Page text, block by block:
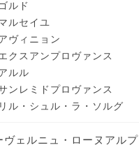
ルド
ルセイユ
ヴィニョン
クスアンプロヴァンス
ルル
ンレミドプロヴァンス
リル・シュル・ラ・ソルグ
ヴェルニュ・ローヌアルプ